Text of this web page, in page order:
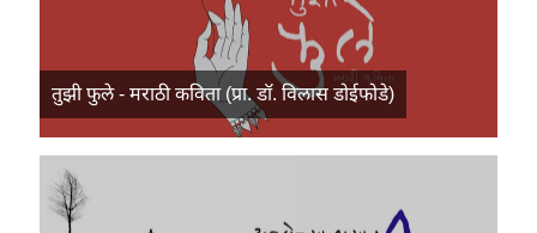
तुझी फुले - मराठी कविता (प्रा. डॉ. विलास डोईफोडे)